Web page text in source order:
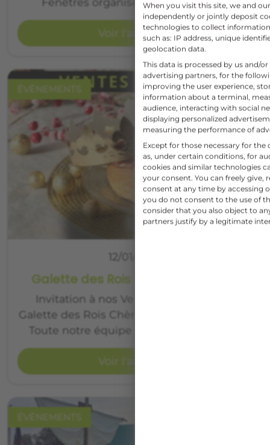
Voir l'article
12/01/2026
Galette des Rois et Ventes Privées
Invitation à nos Ventes Privées et à la
Galette des Rois Chère Cliente, Cher Client,
Toute notre équipe vous adresse ses …
Voir l'article
ÉVÈNEMENTS
ÉVÈNEMENTS
When you visit this site, we and
independently or jointly deposit
technologies to collect
such as: IP address, unique
geolocation data.
This data is processed by us and/
advertising partners, for the
improving the user experience,
information about a terminal,
audience, interacting with social
displaying personalized
measuring the performance of
Except for those necessary for the
as, under certain conditions, for
cookies and similar technologies
your consent. You can freely give,
consent at any time by accessing
you do not consent to the use of
consider that you also object to
partners justify by a legitimate